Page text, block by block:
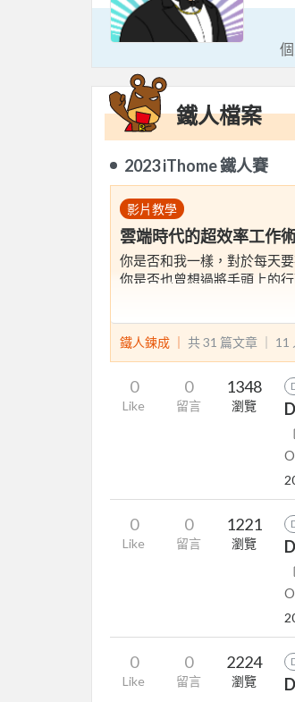
鐵人檔案
2023 iThome 鐵人賽
影片教學
雲端時代的超效率工作
你是否和我一樣，對於每天
你是否也曾想過將手頭上的
在這30天的賽程中，所長將
不需要程式語言的先備知識
瑣的任務和流程自動化，除
鐵人鍊成 ｜ 共 31 篇文章 ｜ 11
0
Like
0
留言
1348
瀏覽
0
Like
0
留言
1221
瀏覽
0
Like
0
留言
2224
瀏覽